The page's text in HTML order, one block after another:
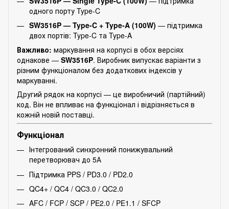
одного порту Type-C
SW3516P — Type-C + Type-A (100W) — підтримка
двох портів: Type-C та Type-A
Важливо: маркування на корпусі в обох версіях
однакове — SW3516P. Виробник випускає варіанти з
різним функціоналом без додаткових індексів у
маркуванні.
Другий рядок на корпусі — це виробничий (партійний)
код. Він не впливає на функціонал і відрізняється в
кожній новій поставці.
Функціонал
Інтегрований синхронний понижувальний
перетворювач до 5А
Підтримка PPS / PD3.0 / PD2.0
QC4+ / QC4 / QC3.0 / QC2.0
AFC / FCP / SCP / PE2.0 / PE1.1 / SFCP